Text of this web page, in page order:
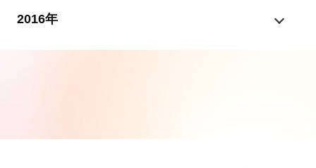
2016年